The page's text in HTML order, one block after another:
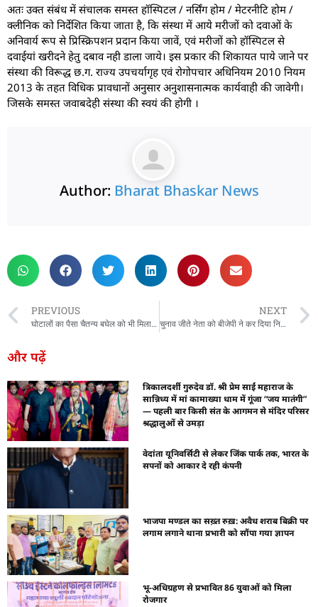
अतः उक्त संबंध में संचालक समस्त हॉस्पिटल / नर्सिंग होम / मेटरनीटि होम /
क्लीनिक को निर्देशित किया जाता है, कि संस्था में आये मरीजों को दवाओं के
अनिवार्य रूप से प्रिस्क्रिपशन प्रदान किया जावें, एवं मरीजों को हॉस्पिटल से
दवाईयां खरीदने हेतु दबाव नही डाला जाये। इस प्रकार की शिकायत पाये जाने पर
संस्था की विरूद्ध छ.ग. राज्य उपचर्यागृह एवं रोगोपचार अधिनियम 2010 नियम
2013 के तहत विधिक प्रावधानों अनुसार अनुशासनात्मक कार्यवाही की जावेगी।
जिसके समस्त जवाबदेही संस्था की स्वयं की होगी ।
Author: Bharat Bhaskar News
PREVIOUS
घोटालों का पैसा चैतन्य बघेल को भी मिला : ED
NEXT
चुनाव जीते नेता को बीजेपी ने कर दिया निष्कासित
और पढ़ें
त्रिकालदर्शी गुरुदेव डॉ. श्री प्रेम साईं महाराज के
सान्निध्य में मां कामाख्या धाम में गूंजा “जय मातंगी”
— पहली बार किसी संत के आगमन से मंदिर परिसर
श्रद्धालुओं से उमड़ा
वेदांता यूनिवर्सिटी से लेकर जिंक पार्क तक, भारत के
सपनों को आकार दे रही कंपनी
भाजपा मण्डल का सख़्त रुख़: अवैध शराब बिक्री पर
लगाम लगाने थाना प्रभारी को सौंपा गया ज्ञापन
भू-अधिग्रहण से प्रभावित 86 युवाओं को मिला
रोजगार